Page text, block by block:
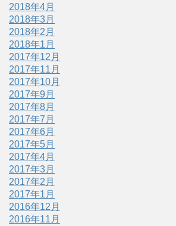
2018年4月
2018年3月
2018年2月
2018年1月
2017年12月
2017年11月
2017年10月
2017年9月
2017年8月
2017年7月
2017年6月
2017年5月
2017年4月
2017年3月
2017年2月
2017年1月
2016年12月
2016年11月